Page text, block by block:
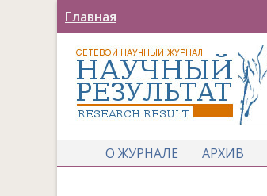
Главная
О ЖУРНАЛЕ
АРХИВ